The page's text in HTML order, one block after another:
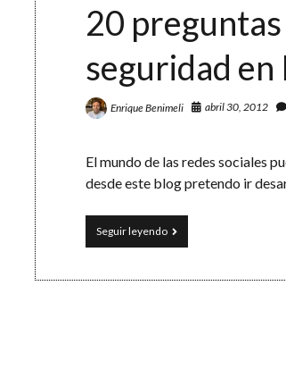
20
seguridad
Enrique Benimeli abril 30, 2012
El mundo de las redes sociales
desde este blog pretendo ir
Seguir leyendo20
preguntas
redes